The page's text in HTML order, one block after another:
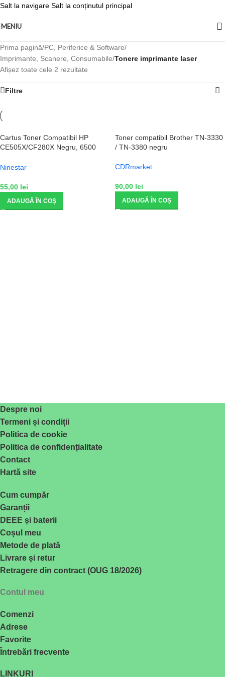
Salt la navigare Salt la conținutul principal
MENIU
Prima pagină/PC, Periferice & Software/
Imprimante, Scanere, Consumabile/Tonere imprimante laser
Afișez toate cele 2 rezultate
Filtre
Cartus Toner Compatibil HP
CE505X/CF280X Negru, 6500
Ninestar
55,00 lei
ADAUGĂ ÎN COȘ
Toner compatibil Brother TN-3330
/ TN-3380 negru
CDRmarket
90,00 lei
ADAUGĂ ÎN COȘ
Despre noi
Termeni și condiții
Politica de cookie
Politica de confidențialitate
Contact
Hartă site
Cum cumpăr
Garanții
DEEE și baterii
Coșul meu
Metode de plată
Livrare și retur
Retragere din contract (OUG 18/2026)
Contul meu
Comenzi
Adrese
Favorite
Întrebări frecvente
LINKURI